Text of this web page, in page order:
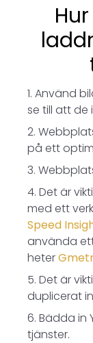
Använd
se till att de
på ett
Det är
med ett
Speed
använda
heter
Det är
duplicerat
Bädda in
tjänster.